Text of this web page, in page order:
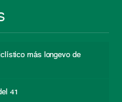
más longevo de
41